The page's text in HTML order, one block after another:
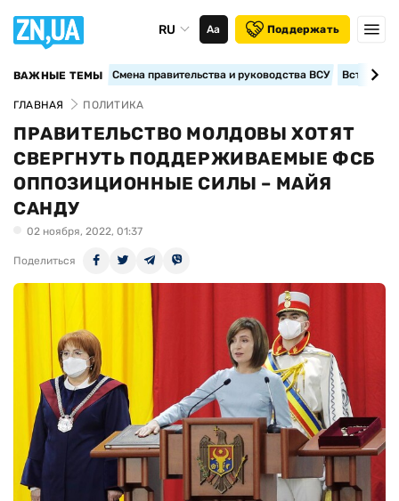
RU Аа Поддержать
ВАЖНЫЕ ТЕМЫ Смена правительства и руководства ВСУ
ГЛАВНАЯ ПОЛИТИКА
ПРАВИТЕЛЬСТВО МОЛДОВЫ ХОТЯТ
СВЕРГНУТЬ ПОДДЕРЖИВАЕМЫЕ ФСБ
ОППОЗИЦИОННЫЕ СИЛЫ – МАЙЯ
САНДУ
02 ноября, 2022, 01:37
Поделиться